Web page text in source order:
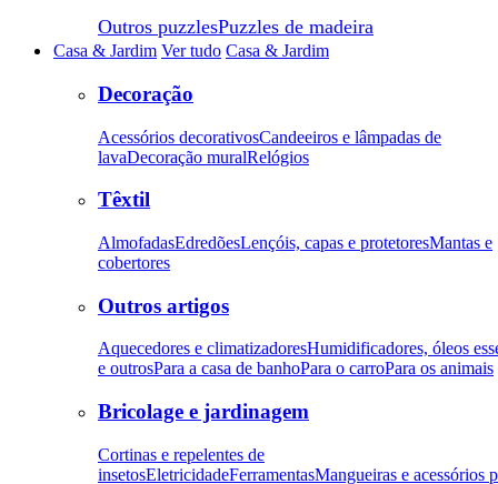
Outros puzzlesPuzzles de madeira
Casa & Jardim Ver tudo Casa & Jardim
Decoração
Acessórios decorativosCandeeiros e lâmpadas de
lavaDecoração muralRelógios
Têxtil
AlmofadasEdredõesLençóis, capas e protetoresMantas e
cobertores
Outros artigos
Aquecedores e climatizadoresHumidificadores, óleos
e outrosPara a casa de banhoPara o carroPara os animais
Bricolage e jardinagem
Cortinas e repelentes de
insetosEletricidadeFerramentasMangueiras e acessórios